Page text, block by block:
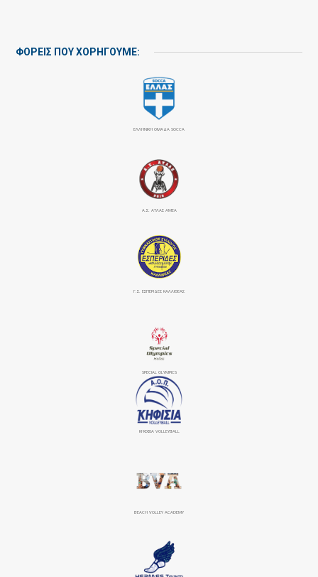
ΦΟΡΕΙΣ ΠΟΥ ΧΟΡΗΓΟΥΜΕ:
ΕΛΛΗΝΙΚΗ ΟΜΑΔΑ SOCCA
Α.Σ. ΑΤΛΑΣ ΑΜΕΑ
Γ.Σ. ΕΣΠΕΡΙΔΕΣ ΚΑΛΛΙΘΕΑΣ
SPECIAL OLYMPICS
ΚΗΦΙΣΙΆ VOLLEYBALL
BEACH VOLLEY ACADEMY